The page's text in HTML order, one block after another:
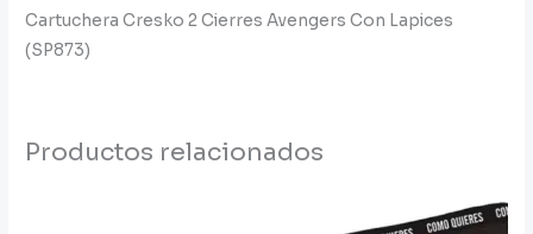
Cartuchera Cresko 2 Cierres Avengers Con Lapices
(SP873)
Productos relacionados